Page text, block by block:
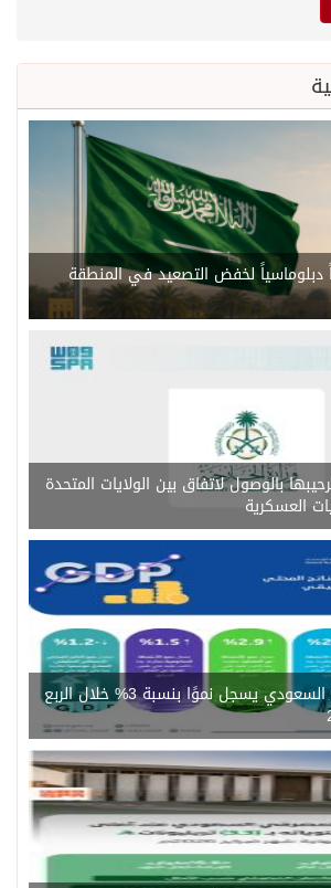
دبلوماسياً لخفض التصعيد في المنطقة
بالوصول لاتفاق بين الولايات المتحدة
العسكرية
“الإحصاء”: الاقتصاد السعودي يسجل نموًا بنسبة 3% خلال الربع